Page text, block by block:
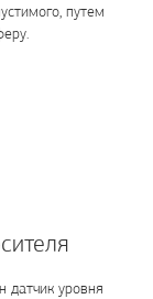
путем
датчик уровня